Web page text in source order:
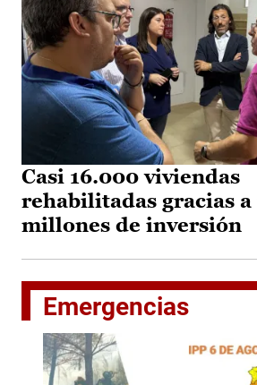
Casi 16.000 viviendas
rehabilitadas gracias a
millones de inversión
Emergencias